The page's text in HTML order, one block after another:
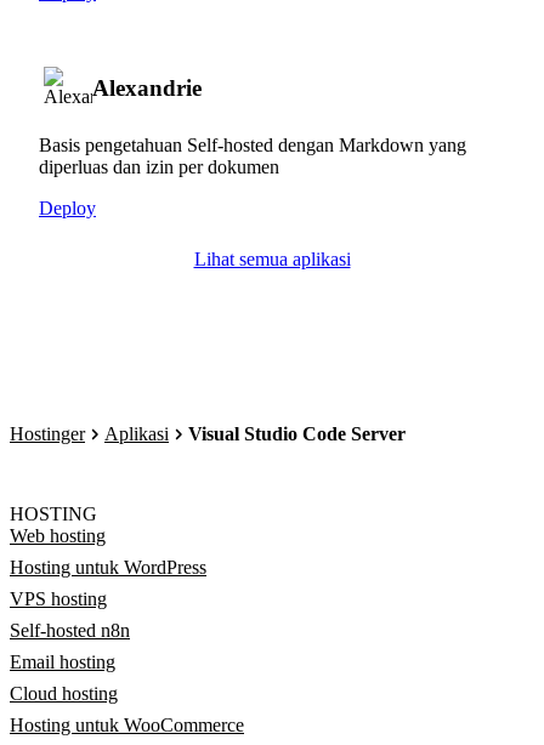
Alexandrie
Basis pengetahuan Self-hosted dengan Markdown yang
diperluas dan izin per dokumen
Deploy
Lihat semua aplikasi
Hostinger Aplikasi Visual Studio Code Server
HOSTING
Web hosting
Hosting untuk WordPress
VPS hosting
Self-hosted n8n
Email hosting
Cloud hosting
Hosting untuk WooCommerce